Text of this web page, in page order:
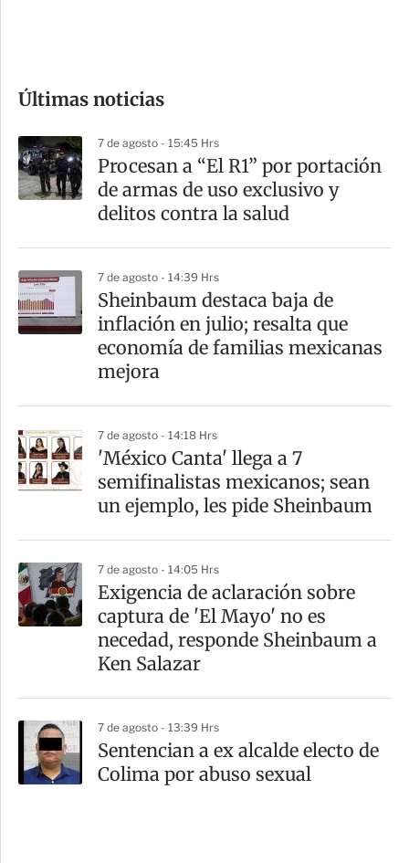
m
a
r
t
Últimas noticias
7 de agosto - 15:45 Hrs
Procesan a “El R1” por portación
de armas de uso exclusivo y
delitos contra la salud
7 de agosto - 14:39 Hrs
Sheinbaum destaca baja de
inflación en julio; resalta que
economía de familias mexicanas
mejora
7 de agosto - 14:18 Hrs
'México Canta' llega a 7
semifinalistas mexicanos; sean
un ejemplo, les pide Sheinbaum
7 de agosto - 14:05 Hrs
Exigencia de aclaración sobre
captura de 'El Mayo' no es
necedad, responde Sheinbaum a
Ken Salazar
7 de agosto - 13:39 Hrs
Sentencian a ex alcalde electo de
Colima por abuso sexual